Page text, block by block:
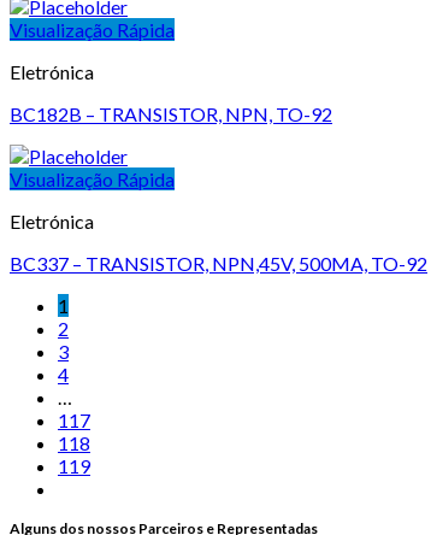
Visualização Rápida
Eletrónica
BC182B – TRANSISTOR, NPN, TO-92
Visualização Rápida
Eletrónica
BC337 – TRANSISTOR, NPN,45V, 500MA, TO-92
1
2
3
4
…
117
118
119
Alguns dos nossos Parceiros e Representadas